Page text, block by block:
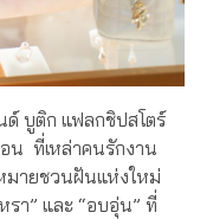
บูติก แฟลกชิปสโตร์
น ที่เหล่าคนรักงาน
มายชวนฝันแห่งใหม่
า” และ “อบอุ่น” ที่